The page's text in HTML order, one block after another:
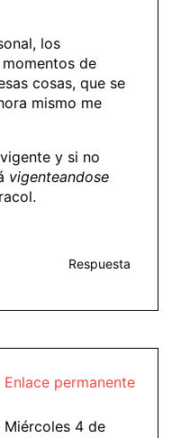
los
de
cosas, que se
mismo me
y si no
vigenteandose
Respuesta
Enlace permanente
Miércoles 4 de